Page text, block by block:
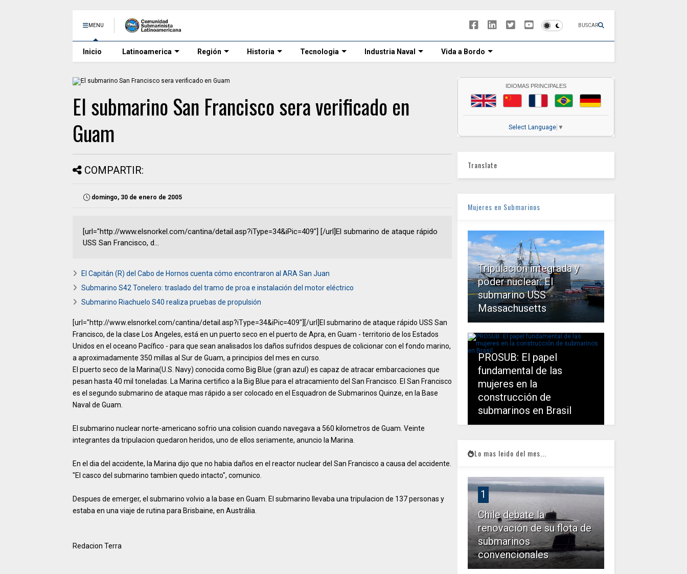
MENU BUSCAR
Inicio Latinoamerica Región Historia Tecnologia Industria Naval Vida a Bordo
El submarino San Francisco sera verificado en
Guam
COMPARTIR:
domingo, 30 de enero de 2005
[url="http://www.elsnorkel.com/cantina/detail.asp?iType=34&iPic=409"] [/url]El submarino de ataque rápido
USS San Francisco, d...
El Capitán (R) del Cabo de Hornos cuenta cómo encontraron al ARA San Juan
Submarino S42 Tonelero: traslado del tramo de proa e instalación del motor eléctrico
Submarino Riachuelo S40 realiza pruebas de propulsión
[url="http://www.elsnorkel.com/cantina/detail.asp?iType=34&iPic=409"] [/url]El submarino de ataque rápido USS San
Francisco, de la clase Los Angeles, está en un puerto seco en el puerto de Apra, en Guam - territorio de los Estados
Unidos en el oceano Pacífico - para que sean analisados los daños sufridos despues de colicionar con el fondo marino,
a aproximadamente 350 millas al Sur de Guam, a principios del mes en curso.
El puerto seco de la Marina(U.S. Navy) conocida como Big Blue (gran azul) es capaz de atracar embarcaciones que
pesan hasta 40 mil toneladas. La Marina certifico a la Big Blue para el atracamiento del San Francisco. El San Francisco
es el segundo submarino de ataque mas rápido a ser colocado en el Esquadron de Submarinos Quinze, en la Base
Naval de Guam.
El submarino nuclear norte-americano sofrio una colision cuando navegava a 560 kilometros de Guam. Veinte
integrantes da tripulacion quedaron heridos, uno de ellos seriamente, anuncio la Marina.
En el dia del accidente, la Marina dijo que no habia daños en el reactor nuclear del San Francisco a causa del accidente.
"El casco del submarino tambien quedo intacto", comunico.
Despues de emerger, el submarino volvio a la base en Guam. El submarino llevaba una tripulacion de 137 personas y
estaba en una viaje de rutina para Brisbaine, en Austrália.
Redacion Terra
IDIOMAS PRINCIPALES
Select Language ▼
Translate
Mujeres en Submarinos
Tripulación integrada y
poder nuclear: El
submarino USS
Massachusetts
PROSUB: El papel
fundamental de las
mujeres en la
construcción de
submarinos en Brasil
Lo mas leido del mes...
1
Chile debate la
renovación de su flota de
submarinos
convencionales